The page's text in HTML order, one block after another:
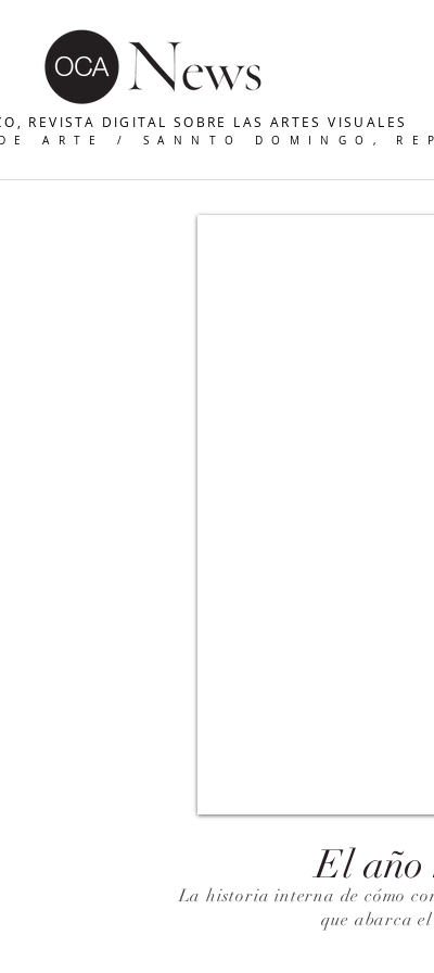
REVISTA DIGITAL SOBRE LAS ARTES VISUALES
DE ARTE / SANNTO DOMINGO,
El año
La historia interna de cómo
que abarca